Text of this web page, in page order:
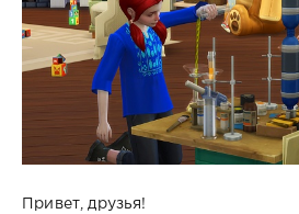
Привет, друзья!